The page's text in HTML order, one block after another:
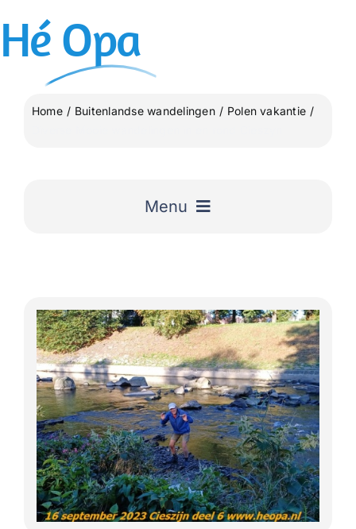
inhoud
Hé Opa
Home Buitenlandse wandelingen
Polen vakantie
Menu
Uitgelicht
Lange Afstand Wandeltochten
Meerdaagse tochten
Buitenlandse Wandelingen
Recente Wandelingen